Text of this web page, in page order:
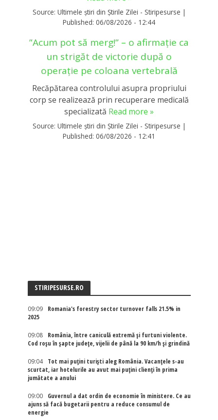
Source: Ultimele știri din Știrile Zilei - Stiripesurse |
Published: 06/08/2026 - 12:44
”Acum pot să merg!” – o afirmație ca
un strigăt de victorie după o
operație pe coloana vertebrală
Recăpătarea controlului asupra propriului
corp se realizează prin recuperare medicală
specializată Read more »
Source: Ultimele știri din Știrile Zilei - Stiripesurse |
Published: 06/08/2026 - 12:41
STIRIPESURSE.RO
09:09
Romania's forestry sector turnover falls 21.5% in
2025
09:08
România, între caniculă extremă și furtuni violente.
Cod roșu în șapte județe, vijelii de până la 90 km/h și grindină
09:04
Tot mai puțini turiști aleg România. Vacanțele s-au
scurtat, iar hotelurile au avut mai puțini clienți în prima
jumătate a anului
09:00
Guvernul a dat ordin de economie în ministere. Ce au
ajuns să facă bugetarii pentru a reduce consumul de
energie